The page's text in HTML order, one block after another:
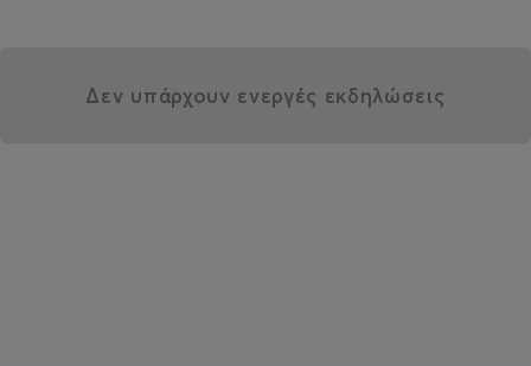
Δεν υπάρχουν ενεργές εκδηλώσεις